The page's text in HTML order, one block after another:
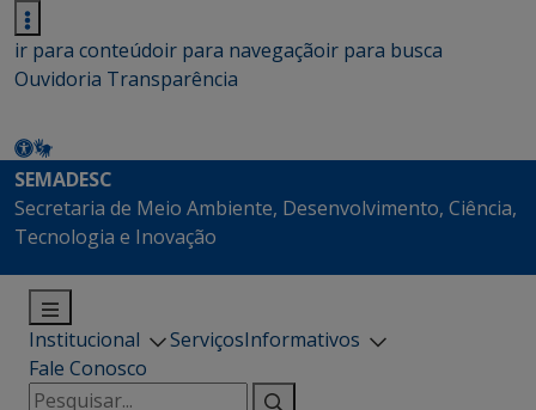
ir para conteúdoir para navegaçãoir para busca
Ouvidoria Transparência
SEMADESC
Secretaria de Meio Ambiente, Desenvolvimento, Ciência,
Tecnologia e Inovação
Institucional ServiçosInformativos
Fale Conosco
Pesquisar